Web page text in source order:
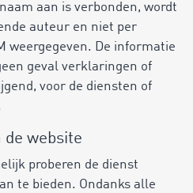
aan is verbonden, wordt
auteur en niet per
weergegeven. De informatie
geval verklaringen of
voor de diensten of
de website
proberen de dienst
te bieden. Ondanks alle